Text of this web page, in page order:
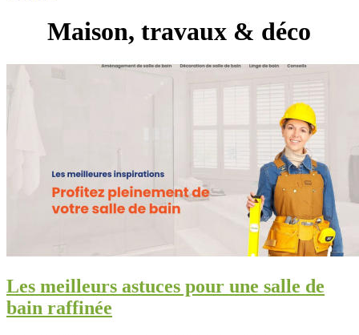
Maison, travaux & déco
Les meilleurs astuces pour une salle de
bain raffinée